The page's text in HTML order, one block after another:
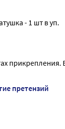
композиция.
с целью
при фиксации
зондов,
- 1 шт в уп.
прикрепления.
претензий